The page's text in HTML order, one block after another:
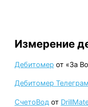
Измерение
Дебитомер от «За
Дебитомер
CчетоВодот